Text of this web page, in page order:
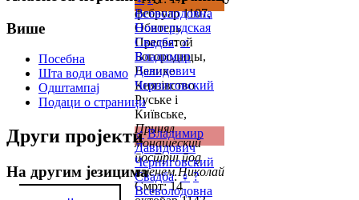
фебруар 1107,
Обитель
Пресвятой
Богородицы,
Велике
Князівство
Руське і
Київське,
Принял
монашеский
постриг под
именем Николай
Смрт: 14
Всеволодовна
Новогрудская
Свадба:♂
Владимир
Давидович
Черниговский
♂ Владимир
Давидович
Черниговский
Свадба:♀ ?
Всеволодовна
Више
Посебна
Шта води овамо
Одштампај
Подаци о страници
Други пројекти
На другим језицима